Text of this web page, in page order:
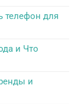
телефон для
и Что
и